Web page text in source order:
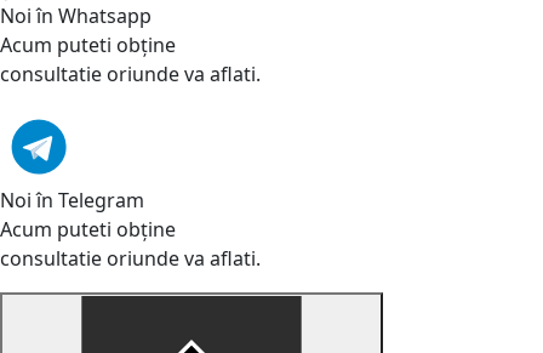
Noi în Whatsapp
Acum puteti obține
consultatie oriunde va aflati.
Noi în Telegram
Acum puteti obține
consultatie oriunde va aflati.